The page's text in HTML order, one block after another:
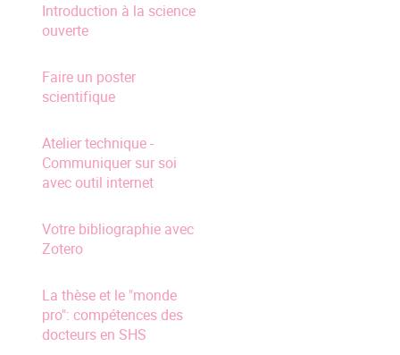
Introduction à la science
ouverte
Faire un poster
scientifique
Atelier technique -
Communiquer sur soi
avec outil internet
Votre bibliographie avec
Zotero
La thèse et le "monde
pro": compétences des
docteurs en SHS